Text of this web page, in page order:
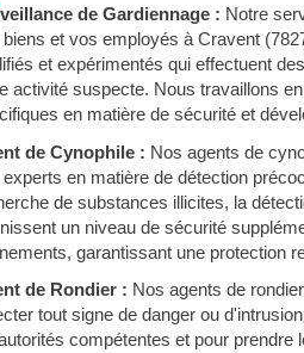
de Gardiennage : Notre
et vos employés à Cravent
et expérimentés qui effectuent
activité suspecte. Nous travaillons
en matière de sécurité et
de Cynophile : Nos agents de
en matière de détection
de substances illicites, la
un niveau de sécurité
garantissant une protection
de Rondier : Nos agents de
tout signe de danger ou
compétentes et pour